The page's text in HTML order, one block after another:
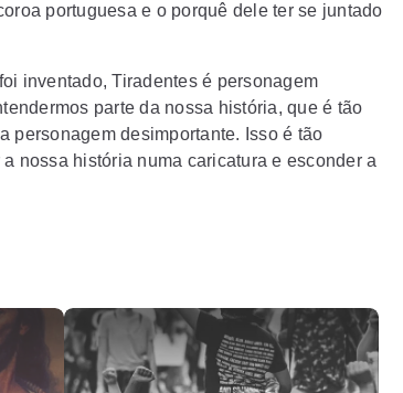
portuguesa e o porquê dele ter se juntado
inventado, Tiradentes é personagem
parte da nossa história, que é tão
personagem desimportante. Isso é tão
nossa história numa caricatura e esconder a